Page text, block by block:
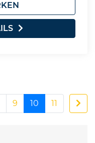
9 10 11